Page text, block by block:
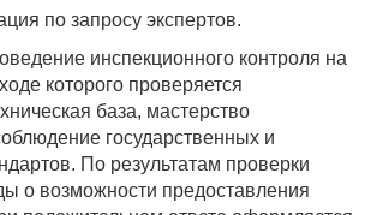
по запросу экспертов.
инспекционного контроля на
которого проверяется
база, мастерство
государственных и
По результатам проверки
о возможности предоставления